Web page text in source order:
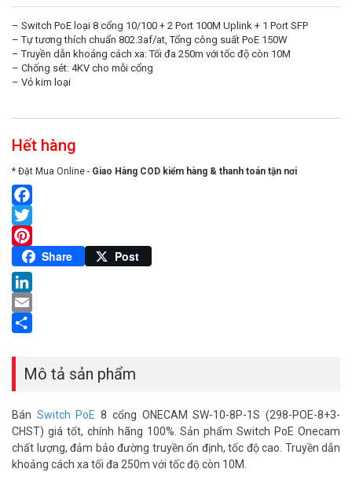
– Switch PoE loại 8 cổng 10/100 + 2 Port 100M Uplink + 1 Port SFP
– Tự tương thích chuẩn 802.3af/at, Tổng công suất PoE 150W
– Truyền dẫn khoảng cách xa: Tối đa 250m với tốc độ còn 10M
– Chống sét: 4KV cho mỗi cổng
– Vỏ kim loại
Hết hàng
* Đặt Mua Online - Giao Hàng COD kiểm hàng & thanh toán tận nơi
Facebook
Twitter
Pinterest
Share Post
LinkedIn
Email
Mô tả sản phẩm
Bán Switch PoE 8 cổng ONECAM SW-10-8P-1S (298-POE-8+3-
CHST) giá tốt, chính hãng 100%. Sản phẩm Switch PoE Onecam
chất lượng, đảm bảo đường truyền ổn định, tốc độ cao. Truyền dẫn
khoảng cách xa tối đa 250m với tốc độ còn 10M.